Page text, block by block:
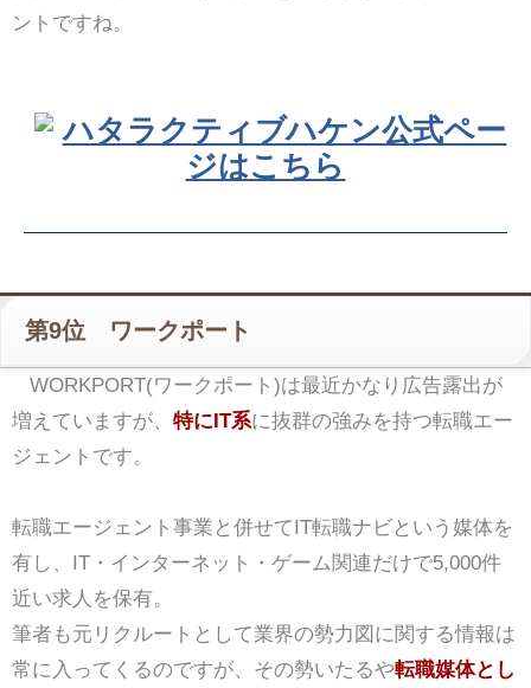
ントですね。
ハタラクティブハケン公式ペー
ジはこちら
第9位 ワークポート
WORKPORT(ワークポート)は最近かなり広告露出が
増えていますが、 特にIT系に抜群の強みを持つ転職エー
ジェントです。
転職エージェント事業と併せてIT転職ナビという媒体を
有し、IT・インターネット・ゲーム関連だけで5,000件
近い求人を保有。
筆者も元リクルートとして業界の勢力図に関する情報は
常に入ってくるのですが、その勢いたるや転職媒体とし